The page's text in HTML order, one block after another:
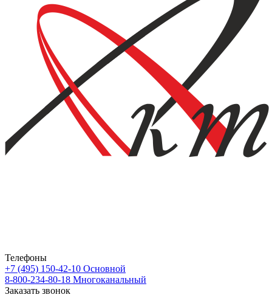
Телефоны
+7 (495) 150-42-10 Основной
8-800-234-80-18 Многоканальный
Заказать звонок